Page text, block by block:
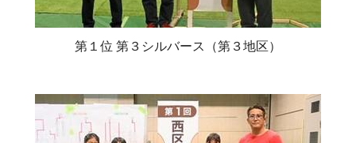
第１位 第３シルバース（第３地区）